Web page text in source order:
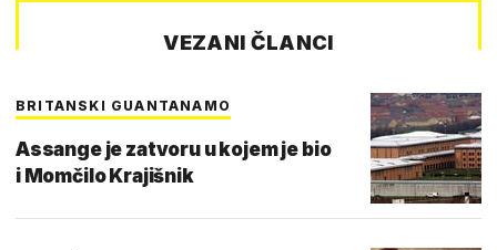
VEZANI ČLANCI
BRITANSKI GUANTANAMO
Assange je zatvoru u kojem je bio
i Momčilo Krajišnik